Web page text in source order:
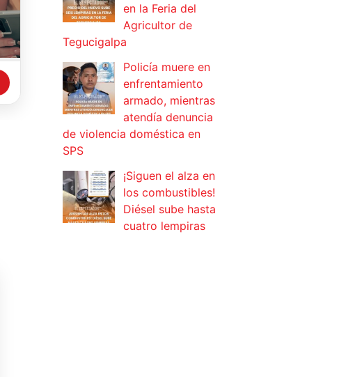
en la Feria del
Agricultor de
Tegucigalpa
Policía muere en
enfrentamiento
armado, mientras
atendía denuncia
de violencia doméstica en
SPS
¡Siguen el alza en
los combustibles!
Diésel sube hasta
cuatro lempiras